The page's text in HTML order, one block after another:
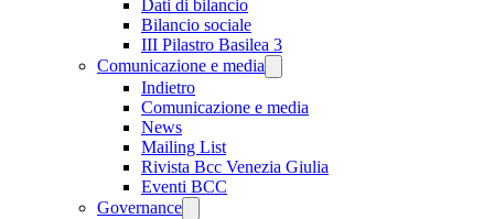
Dati di bilancio
Bilancio sociale
III Pilastro Basilea 3
Comunicazione e media
Indietro
Comunicazione e media
News
Mailing List
Rivista Bcc Venezia Giulia
Eventi BCC
Governance